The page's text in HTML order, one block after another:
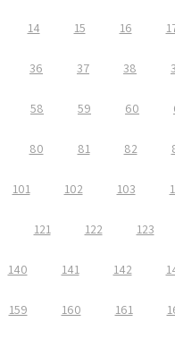
14 15 16
36 37 38
58 59 60
80 81 82
101 102 103
121 122 123
140 141 142
159 160 161